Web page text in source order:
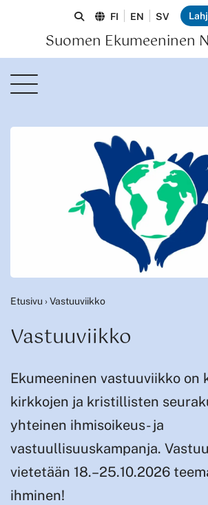
Suomen Ekumeeninen
FI EN SV
Etusivu ›Vastuuviikko
Vastuuviikko
Ekumeeninen vastuuviikko on
kirkkojen ja kristillisten
yhteinen ihmisoikeus- ja
vastuullisuuskampanja.
vietetään 18.–25.10.2026
ihminen!